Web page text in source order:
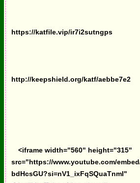
https://katfile.vip/ir7i2sutngps
http://keepshield.org/katf/aebbe7e2
<iframe width="560" height="315"
src="https://www.youtube.com/
bdHcsGU?si=nV1_ixFqSQuaTnmI"